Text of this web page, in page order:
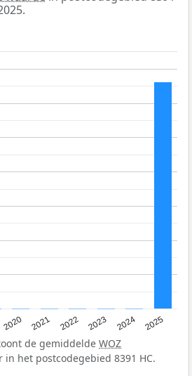
2020 2021 2022 2023 2024 2025
de gemiddelde WOZ
het postcodegebied 8391 HC.